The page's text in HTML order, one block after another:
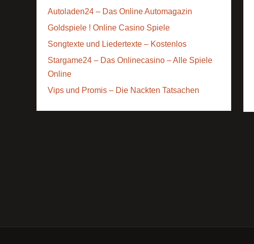
Autoladen24 – Das Online Automagazin
Goldspiele ! Online Casino Spiele
Songtexte und Liedertexte – Kostenlos
Stargame24 – Das Onlinecasino – Alle Spiele
Online
Vips und Promis – Die Nackten Tatsachen